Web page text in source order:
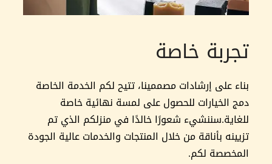
تجربة خاصة
بناء على إرشادات مصممينا، تتيح لكم الخدمة الخاصة
دمج الخيارات للحصول على لمسة نهائية خاصة
للغاية.سننشيء شعورًا خالدًا في منزلكم الذي تم
تزيينه بأناقة من خلال المنتجات والخدمات عالية الجودة
المخصصة لكم.